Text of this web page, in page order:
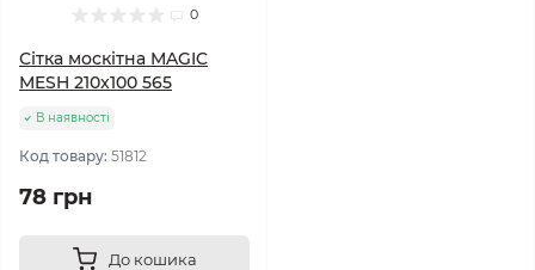
0
Сітка москітна MAGIC
MESH 210x100 565
В наявності
Код товару: 51812
78 грн
До кошика